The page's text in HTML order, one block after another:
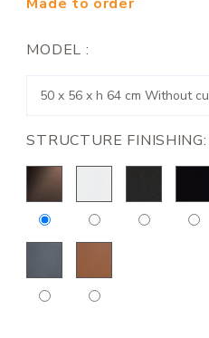
MODEL :
STRUCTURE FINISHING: